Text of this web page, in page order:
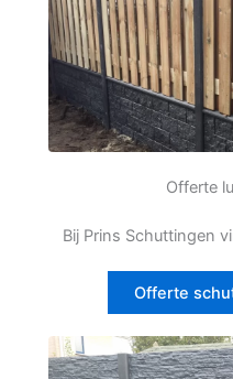
Offerte
Bij Prins Schuttingen
Offerte